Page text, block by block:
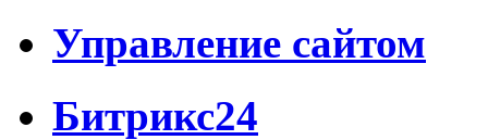
Управление сайтом
Битрикс24